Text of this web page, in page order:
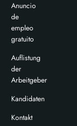
Anuncio
de
empleo
gratuito
Auflistung
der
Arbeitgeber
Kandidaten
Kontakt